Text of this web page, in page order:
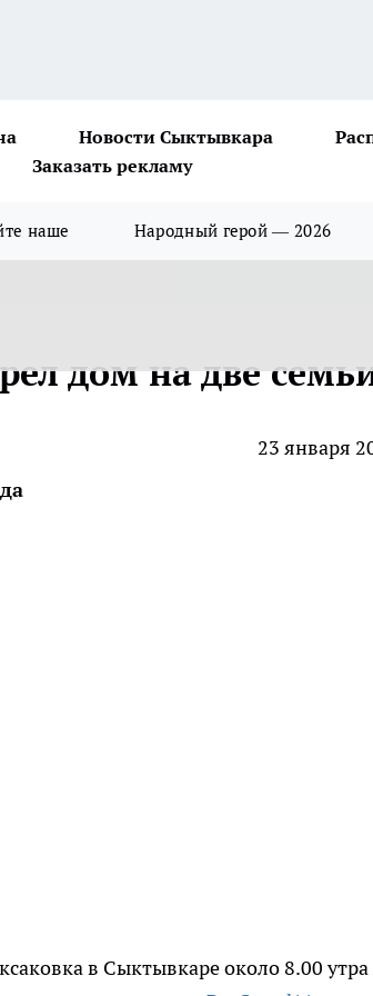
Новости Сыктывкара
Заказать рекламу
наше Народный герой — 2026
дом на две
23 января
в Сыктывкаре около 8.00